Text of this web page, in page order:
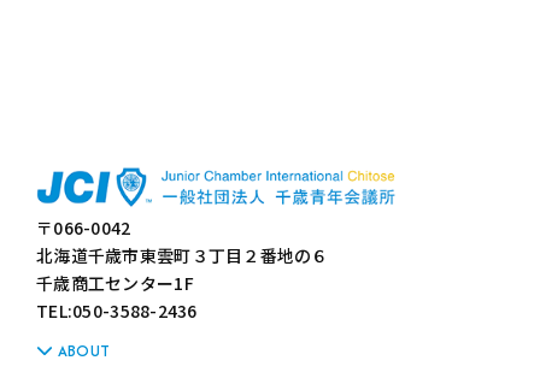
〒066-0042
北海道千歳市東雲町３丁目２番地の６
千歳商工センター1F
TEL:050-3588-2436
ABOUT